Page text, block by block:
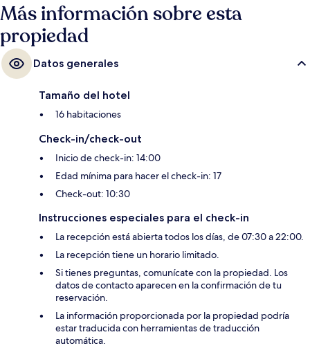
Más información sobre esta
propiedad
Datos generales
Tamaño del hotel
16 habitaciones
Check-in/check-out
Inicio de check-in: 14:00
Edad mínima para hacer el check-in: 17
Check-out: 10:30
Instrucciones especiales para el check-in
La recepción está abierta todos los días, de 07:30 a 22:00.
La recepción tiene un horario limitado.
Si tienes preguntas, comunícate con la propiedad. Los
datos de contacto aparecen en la confirmación de tu
reservación.
La información proporcionada por la propiedad podría
estar traducida con herramientas de traducción
automática.